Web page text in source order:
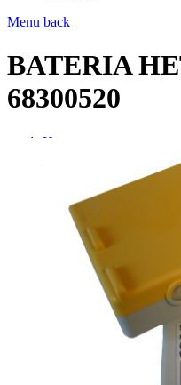
Menu back
BATERIA
68300520
Home
BATERIA HETRONIC